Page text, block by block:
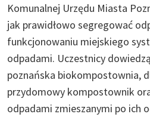
Komunalnej Urzędu Miasta
jak prawidłowo segregować
funkcjonowaniu miejskiego
odpadami. Uczestnicy
poznańska biokompostownia,
przydomowy kompostownik
odpadami zmieszanymi po ich